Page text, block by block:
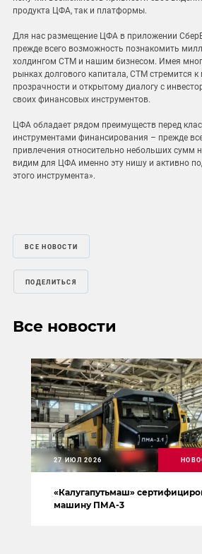
продукта ЦФА, так и платформы.
Для нас размещение ЦФА в приложении
прежде всего возможность познакомить
холдингом СТМ и нашим бизнесом. Имея
рынках долгового капитала, СТМ стремится
прозрачности и открытому диалогу с
своих финансовых инструментов.
ЦФА обладает рядом преимуществ перед
инструментами финансирования – прежде
привлечения относительно небольших сумм
видим для ЦФА именно эту нишу и активно
этого инструмента».
ВСЕ НОВОСТИ
ПОДЕЛИТЬСЯ
Все новости
«Калугапутьмаш»
машину ПМА-3
27 ИЮЛ 2026